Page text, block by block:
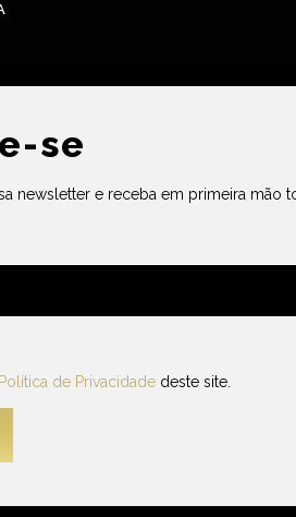
se
newsletter e receba em primeira mão
Política de Privacidade deste site.